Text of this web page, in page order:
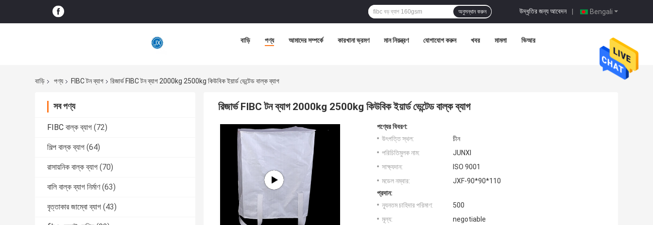
Bengali
উদ্ধৃতির জন্য আবেদন |
অনুসন্ধান করুন
বাড়ি পণ্য আমাদের সম্পর্কে কারখানা ভ্রমণ মান নিয়ন্ত্রণ যোগাযোগ করুন খবর মামলা ভিআর
বাড়ি পণ্য FIBC টন ব্যাগ রিজার্ভ FIBC টন ব্যাগ 2000kg 2500kg কিউবিক ইয়ার্ড ভেন্টেড বাল্ক ব্যাগ
সব পণ্য
FIBC বাল্ক ব্যাগ (72)
শিল্প বাল্ক ব্যাগ (64)
রাসায়নিক বাল্ক ব্যাগ (70)
বালি বাল্ক ব্যাগ নির্মাণ (63)
বৃত্তাকার জাম্বো ব্যাগ (43)
রিজার্ভ FIBC টন ব্যাগ 2000kg 2500kg কিউবিক ইয়ার্ড ভেন্টেড বাল্ক ব্যাগ
পণ্যের বিবরণ:
উৎপত্তি স্থল:
চীন
পরিচিতিমুলক নাম:
JUNXI
সাক্ষ্যদান:
ISO 9001
মডেল নম্বার:
JXF-90*90*110
প্রদান:
ন্যূনতম চাহিদার পরিমাণ:
500
মূল্য:
negotiable